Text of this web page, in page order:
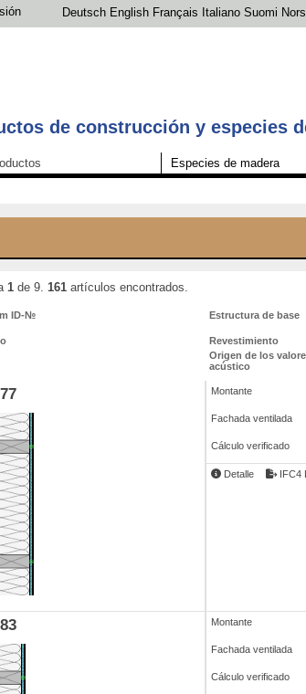
Deutsch English Français Italiano Suomi
de construcción y especies
Especies de madera
1 de 9. 161 artículos encontrados.
ID-№ Estructura de base
Revestimiento
Origen de los
acústico
Montante
Fachada ventilada
Cálculo verificado
Detalle IFC4
Montante
Fachada ventilada
Cálculo verificado